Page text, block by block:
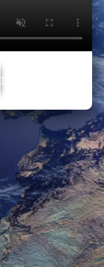
TV-Programm anzeigen